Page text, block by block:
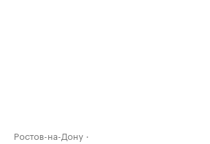
Ростов-на-Дону